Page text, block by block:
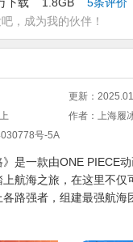
，成为我的伙伴！
更新：
作者： 上海履
号-5A
》是一款由ONE PIECE
航海之旅，在这里不
路强者，组建最强航